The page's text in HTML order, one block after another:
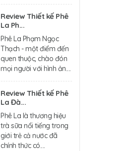
Review Thiết kế Phê
La Ph...
Phê La Phạm Ngọc
Thạch - một điểm đến
quen thuộc, chào đón
mọi người với hình ản....
Review Thiết kế Phê
La Đà...
Phê La là thương hiệu
trà sữa nổi tiếng trong
giới trẻ cả nước đã
chính thức có....